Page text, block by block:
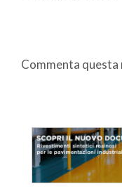
Commenta questa